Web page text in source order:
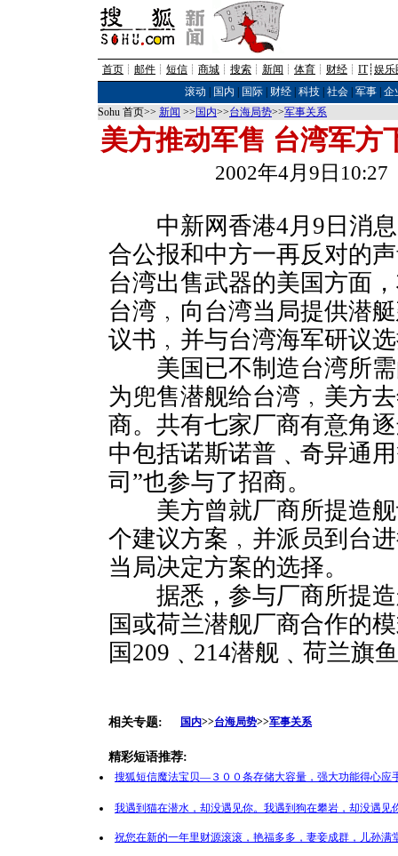
首页 ┊ 邮件 ┊ 短信 ┊ 商城 ┊ 搜索 ┊ 新闻 ┊ 体育 ┊ 财经 ┊ IT┊ 娱乐
滚动
国内 国际| 财经| 科技| 社会| 军事| 企
Sohu 首页>> 新闻 >> 国内>>台海局势>>军事关系
美方推动军售 台湾军方
2002年4月9日
中新网香港4月9日消息
合公报和中方一再反对的
台湾出售武器的美国方面
台湾﹐向台湾当局提供潜
议书﹐并与台湾海军研议
美国已不制造台湾所需
为兜售潜舰给台湾﹐美方
商。共有七家厂商有意角
中包括诺斯诺普﹑奇异通
司”也参与了招商。
美方曾就厂商所提造舰
个建议方案﹐并派员到台
当局决定方案的选择。
据悉，参与厂商所提造
国或荷兰潜舰厂商合作的
国209﹑214潜舰﹑荷兰旗
相关专题: 国内>>台海局势>>军事关系
精彩短语推荐:
搜狐短信魔法宝贝—３００条存储大容量，强大功能得心应
我遇到猫在潜水，却没遇见你。我遇到狗在攀岩，却没遇
祝您在新的一年里财源滚滚，艳福多多，妻妾成群，儿孙